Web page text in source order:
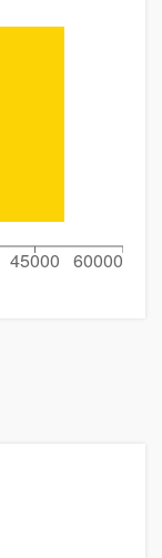
45000 60000